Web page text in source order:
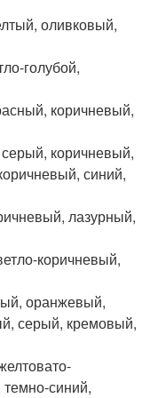
оливковый,
голубой,
коричневый,
коричневый,
синий,
лазурный,
коричневый,
оранжевый,
серый, кремовый,
синий,